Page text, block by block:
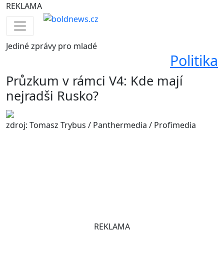
REKLAMA
Jedinézprávy pro mladé
Politika
Průzkum v rámci V4: Kde mají
nejradši Rusko?
zdroj: Tomasz Trybus / Panthermedia / Profimedia
REKLAMA